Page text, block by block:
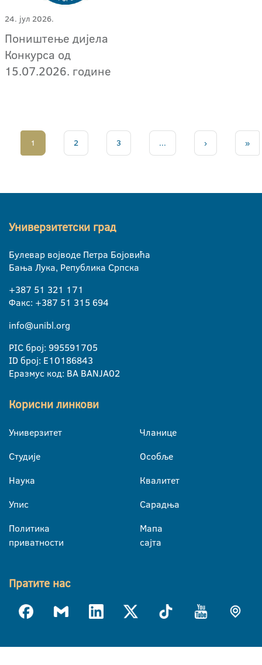
24. јул 2026.
Поништење дијела
Конкурса од
15.07.2026. године
1 2 3 ... › »
Универзитетски град
Булевар војводе Петра Бојовића
Бања Лука, Република Српска
+387 51 321 171
Факс: +387 51 315 694
info@unibl.org
PIC број: 995591705
ID број: E10186843
Еразмус код: BA BANJA02
Корисни линкови
Универзитет
Студије
Наука
Упис
Политика
приватности
Чланице
Особље
Квалитет
Сарадња
Мапа
сајта
Пратите нас